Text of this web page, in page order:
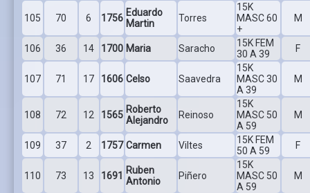
105 70 6 1756 Eduardo
Martin
Torres
15K
MASC 60
+
M
106 36 14 1700 Maria Saracho
15K FEM
30 A 39
F
107 71 17 1606 Celso Saavedra
15K
MASC 30
A 39
M
108 72 12 1565 Roberto
Alejandro
Reinoso
15K
MASC 50
A 59
M
109 37 2 1757 Carmen Viltes
15K FEM
50 A 59
F
110 73 13 1691 Ruben
Antonio
Piñero
15K
MASC 50
A 59
M